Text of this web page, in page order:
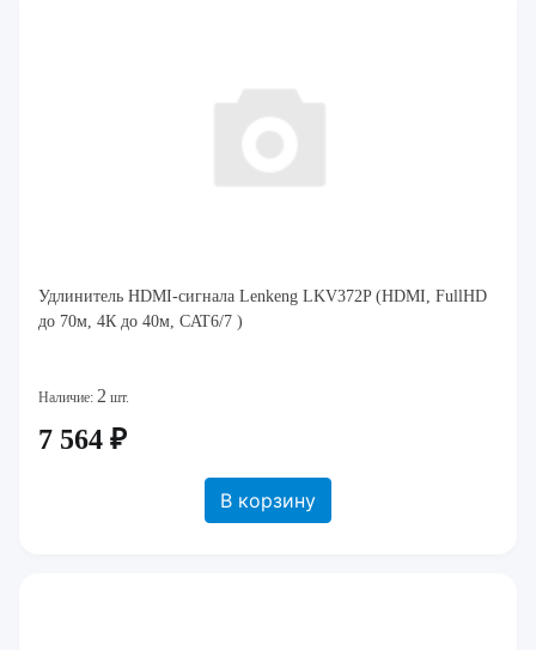
Удлинитель HDMI-сигнала Lenkeng LKV372P (HDMI, FullHD
до 70м, 4К до 40м, CAT6/7 )
Наличие: 2 шт.
7 564 ₽
В корзину